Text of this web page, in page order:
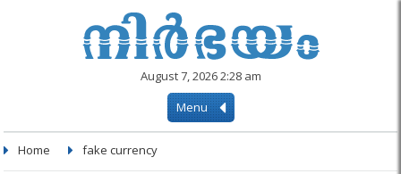
August 7, 2026 2:28 am
Menu
Home fake currency